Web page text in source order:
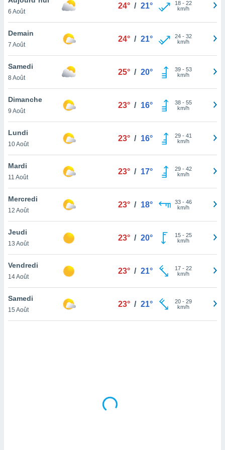
et
»,
au
vous
qu'ils
ou
le
ainsi
un
la
du
en
de
6 Août
24° / 21° 18- 22
km/h
Demain
7 Août
24° / 21° 24- 32
km/h
Samedi
8 Août
25° / 20° 39- 53
km/h
Dimanche
9 Août
23° / 16° 38- 55
km/h
Lundi
10 Août
23° / 16° 29- 41
km/h
Mardi
11 Août
23° / 17° 29- 42
km/h
Mercredi
12 Août
23° / 18° 33- 46
km/h
Jeudi
13 Août
23° / 20° 15- 25
km/h
Vendredi
14 Août
23° / 21° 17- 22
km/h
Samedi
15 Août
23° / 21° 20- 29
km/h